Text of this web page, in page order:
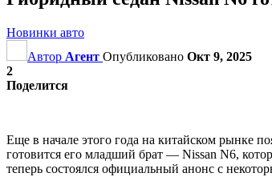
Новинки авто
Автор Агент Опубликовано Окт 9, 2025
2
Поделится
Еще в начале этого года на китайском рынке
готовится его младший брат — Nissan N6,
теперь состоялся официальный анонс с